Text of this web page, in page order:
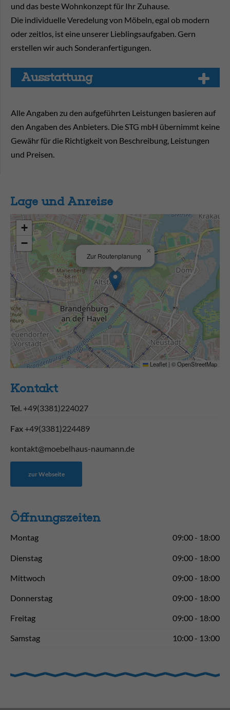
und das beste Wohnkonzept für Ihr Zuhause.
Die individuelle Veredelung von Möbeln, egal ob modern
oder zeitlos, ist eine unserer Lieblingsaufgaben. Gern
erstellen wir auch Sonderanfertigungen.
Aus­stat­tung
Alle Angaben zu den aufgeführten Leistungen basieren auf
den Angaben des Anbieters. Die STG mbH übernimmt keine
Gewähr für die Richtigkeit von Beschreibung, Leistungen
und Preisen.
Lage und Anreise
Zur Routenplanung
×
+
−
Leaflet | ©OpenStreetMap
Kontakt
Tel. +49(3381)224027
Fax +49(3381)224489
kontakt@moebelhaus-naumann.de
zur Webseite
Öffnungs­zeiten
Montag 09:00 - 18:00
Dienstag 09:00 - 18:00
Mittwoch 09:00 - 18:00
Donnerstag 09:00 - 18:00
Freitag 09:00 - 18:00
Samstag 10:00 - 13:00